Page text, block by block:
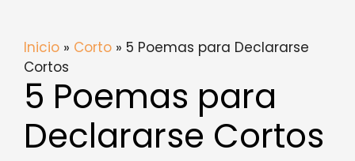
Inicio » Corto » 5 Poemas para Declararse
Cortos
5 Poemas para
Declararse Cortos